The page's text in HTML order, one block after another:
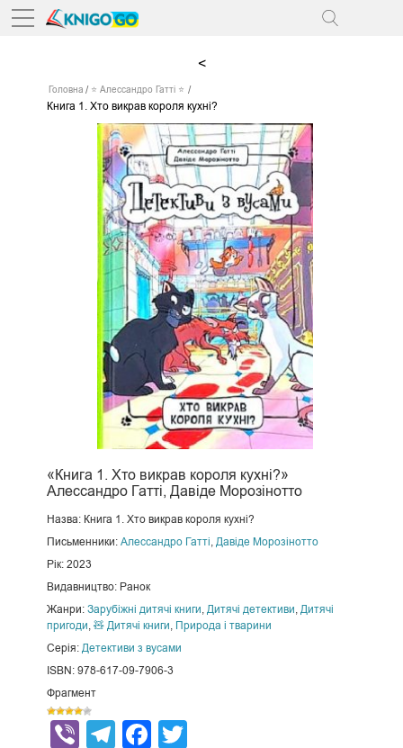
<
Головна ⭐ Алессандро Гатті ⭐
Книга 1. Хто викрав короля кухні?
«Книга 1. Хто викрав короля кухні?»
Алессандро Гатті, Давіде Морозінотто
Назва: Книга 1. Хто викрав короля кухні?
Письменники: Алессандро Гатті, Давіде Морозінотто
Рік: 2023
Видавництво: Ранок
Жанри: Зарубіжні дитячі книги, Дитячі детективи, Дитячі
пригоди, 🧸 Дитячі книги, Природа і тварини
Серія: Детективи з вусами
ISBN: 978-617-09-7906-3
Фрагмент
ViberTelegram
Facebook